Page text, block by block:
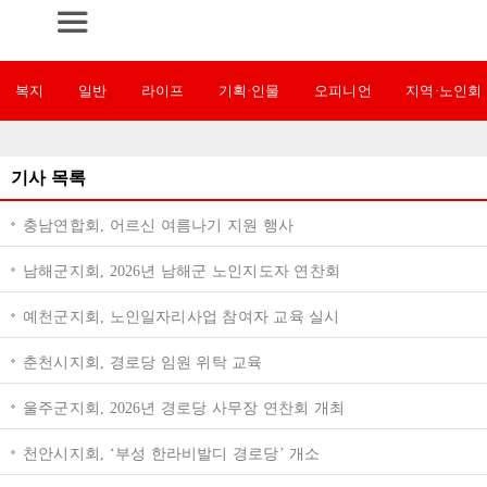
복지 일반 라이프 기획·인물 오피니언 지역·노인회
기사 목록
충남연합회, 어르신 여름나기 지원 행사
남해군지회, 2026년 남해군 노인지도자 연찬회
예천군지회, 노인일자리사업 참여자 교육 실시
춘천시지회, 경로당 임원 위탁 교육
울주군지회, 2026년 경로당 사무장 연찬회 개최
천안시지회, ‘부성 한라비발디 경로당’ 개소